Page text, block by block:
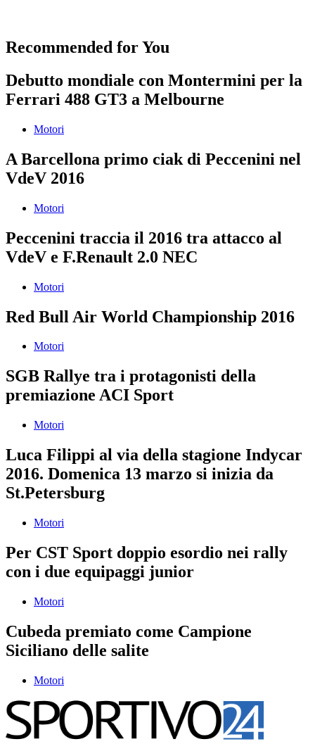
Recommended for You
Debutto mondiale con Montermini per la
Ferrari 488 GT3 a Melbourne
Motori
A Barcellona primo ciak di Peccenini nel
VdeV 2016
Motori
Peccenini traccia il 2016 tra attacco al
VdeV e F.Renault 2.0 NEC
Motori
Red Bull Air World Championship 2016
Motori
SGB Rallye tra i protagonisti della
premiazione ACI Sport
Motori
Luca Filippi al via della stagione Indycar
2016. Domenica 13 marzo si inizia da
St.Petersburg
Motori
Per CST Sport doppio esordio nei rally
con i due equipaggi junior
Motori
Cubeda premiato come Campione
Siciliano delle salite
Motori